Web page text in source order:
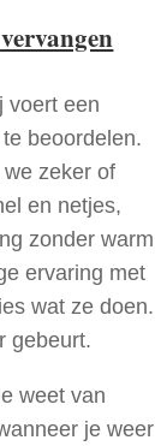
voert een
beoordelen.
zeker of
en netjes,
zonder warm
ervaring met
wat ze doen.
gebeurt.
weet van
je weer